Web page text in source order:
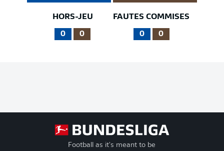
HORS-JEU
0 0
FAUTES COMMISES
0 0
Football as it's meant to be